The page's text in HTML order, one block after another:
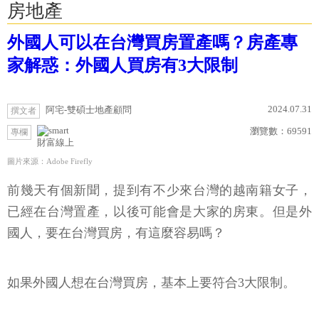
房地產
外國人可以在台灣買房置產嗎？房產專
家解惑：外國人買房有3大限制
撰文者 阿宅-雙碩士地產顧問 2024.07.31
專欄
財富線上
瀏覽數： 69591
圖片來源：Adobe Firefly
前幾天有個新聞，提到有不少來台灣的越南籍女子，
已經在台灣置產，以後可能會是大家的房東。但是外
國人，要在台灣買房，有這麼容易嗎？
如果外國人想在台灣買房，基本上要符合3大限制。